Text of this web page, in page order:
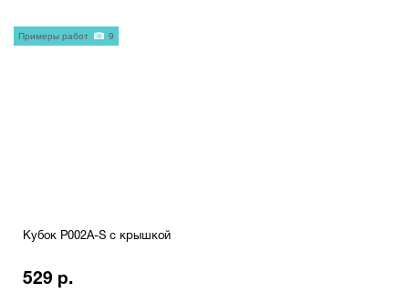
Кубок P002A-S с крышкой
529 р.
Примеры работ 9